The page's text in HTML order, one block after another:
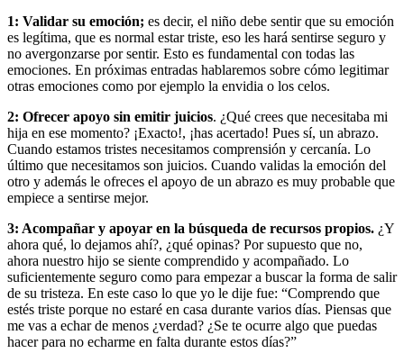
1: Validar su emoción; es decir, el niño debe sentir que su emoción
es legítima, que es normal estar triste, eso les hará sentirse seguro y
no avergonzarse por sentir. Esto es fundamental con todas las
emociones. En próximas entradas hablaremos sobre cómo legitimar
otras emociones como por ejemplo la envidia o los celos.
2: Ofrecer apoyo sin emitir juicios. ¿Qué crees que necesitaba mi
hija en ese momento? ¡Exacto!, ¡has acertado! Pues sí, un abrazo.
Cuando estamos tristes necesitamos comprensión y cercanía. Lo
último que necesitamos son juicios. Cuando validas la emoción del
otro y además le ofreces el apoyo de un abrazo es muy probable que
empiece a sentirse mejor.
3: Acompañar y apoyar en la búsqueda de recursos propios. ¿Y
ahora qué, lo dejamos ahí?, ¿qué opinas? Por supuesto que no,
ahora nuestro hijo se siente comprendido y acompañado. Lo
suficientemente seguro como para empezar a buscar la forma de salir
de su tristeza. En este caso lo que yo le dije fue: “Comprendo que
estés triste porque no estaré en casa durante varios días. Piensas que
me vas a echar de menos ¿verdad? ¿Se te ocurre algo que puedas
hacer para no echarme en falta durante estos días?”